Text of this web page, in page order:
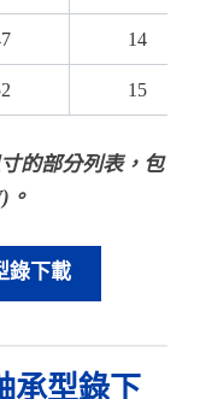
14
15
的部分列表，包
。
錄下載
承型錄下